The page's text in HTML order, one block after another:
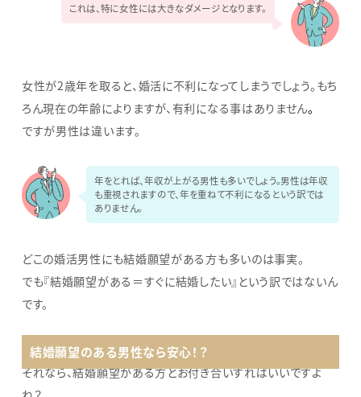
これは、特に女性には大きなダメージとなります。
女性が2歳年を取ると、婚活に不利になってしまうでしょう。もち
ろん現在の年齢によりますが、有利になる事はありません。
ですが男性は違います。
年をとれば、年収が上がる男性も多いでしょう。男性は年収
も重視されますので、年を重ねて不利になるという訳では
ありません。
どこの婚活男性にも結婚願望がある方も多いのは事実。
でも『結婚願望がある＝すぐに結婚したい』という訳ではないん
です。
結婚願望のある男性なら安心！？
それなら、結婚願望がある方とお付き合いすればいいですよ